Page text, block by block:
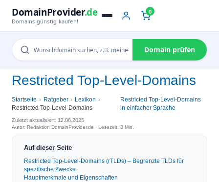
DomainProvider.de
Domains günstig kaufen!
0
Domain prüfen
Restricted Top-Level-Domains
Startseite Ratgeber
Lexikon
Restricted Top-Level-Domains
Restricted Top-Level-Domains
in einfacher Sprache
Zuletzt aktualisiert: 12.06.2025
Autor: Redaktion DomainProvider.de · Lesezeit: 3 Min.
Auf dieser Seite
Restricted Top-Level-Domains (rTLDs) – Begrenzte TLDs für
spezifische Zwecke
Hauptmerkmale und Eigenschaften